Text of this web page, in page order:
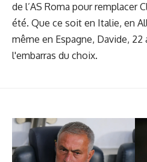
de l’AS Roma pour remplacer
été. Que ce soit en Italie, en
même en Espagne, Davide, 22
l'embarras du choix.